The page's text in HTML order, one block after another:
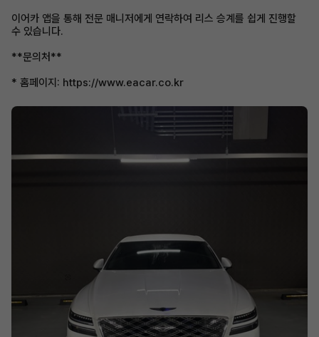
이어카 앱을 통해 전문 매니저에게 연락하여 리스 승계를 쉽게 진행할
수 있습니다.
**문의처**
* 홈페이지: https://www.eacar.co.kr